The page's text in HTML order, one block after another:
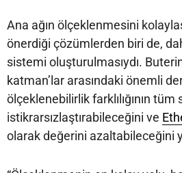
Ana ağın ölçeklenmesini
önerdiği çözümlerden biri de,
sistemi oluşturulmasıydı.
katman’lar arasındaki önemli
ölçeklenebilirlik farklılığının tüm
istikrarsızlaştırabileceğini ve
olarak değerini azaltabileceğini